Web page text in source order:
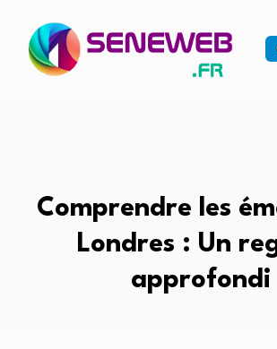
Comprendre les
Londres : Un
approfondi